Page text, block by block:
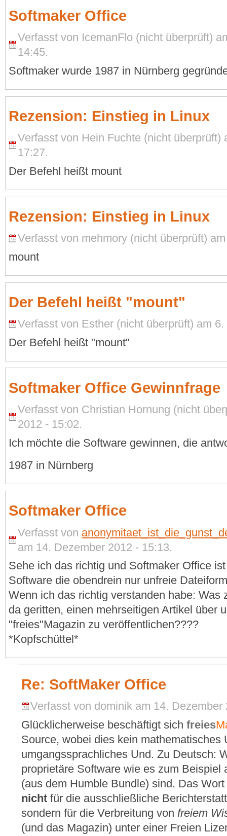
Softmaker Office
Verfasst von IcemanFlo (nicht überprüft)
14:45.
Softmaker wurde 1987 in Nürnberg
Rezension: Einstieg in Linux
Verfasst von Hein Fuchte (nicht überprüft)
17:27.
Der Befehl heißt mount
Rezension: Einstieg in Linux
Verfasst von mehmory (nicht überprüft)
mount
Der Befehl heißt "mount"
Verfasst von Esther (nicht überprüft) am
Der Befehl heißt "mount"
Softmaker Office Gewinnfrage
Verfasst von Christian Hornung (nicht
2012 - 15:02.
Ich möchte die Software gewinnen, die
1987 in Nürnberg
Softmaker Office
Verfasst von
am 14. Dezember 2012 - 15:13.
Sehe ich das richtig und Softmaker Office
Software die obendrein nur unfreie
Wenn ich das richtig verstanden habe: Was
da geritten, einen mehrseitigen Artikel über
"freies"Magazin zu veröffentlichen????
*Kopfschüttel*
Re: SoftMaker Office
Verfasst von dominik am 14. Dezember
Glücklicherweise beschäftigt sichfreies
Source, wobei dies kein mathematisches
umgangssprachliches Und. Zu Deutsch:
proprietäre Software wie es zum Beispiel
(aus dem Humble Bundle) sind. Das
nicht für die ausschließliche
sondern für die Verbreitung vonfreiem
(und das Magazin) unter einer Freien